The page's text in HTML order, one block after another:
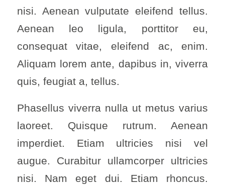
nisi. Aenean vulputate eleifend tellus.
Aenean leo ligula, porttitor eu,
consequat vitae, eleifend ac, enim.
Aliquam lorem ante, dapibus in, viverra
quis, feugiat a, tellus.
Phasellus viverra nulla ut metus varius
laoreet. Quisque rutrum. Aenean
imperdiet. Etiam ultricies nisi vel
augue. Curabitur ullamcorper ultricies
nisi. Nam eget dui. Etiam rhoncus.